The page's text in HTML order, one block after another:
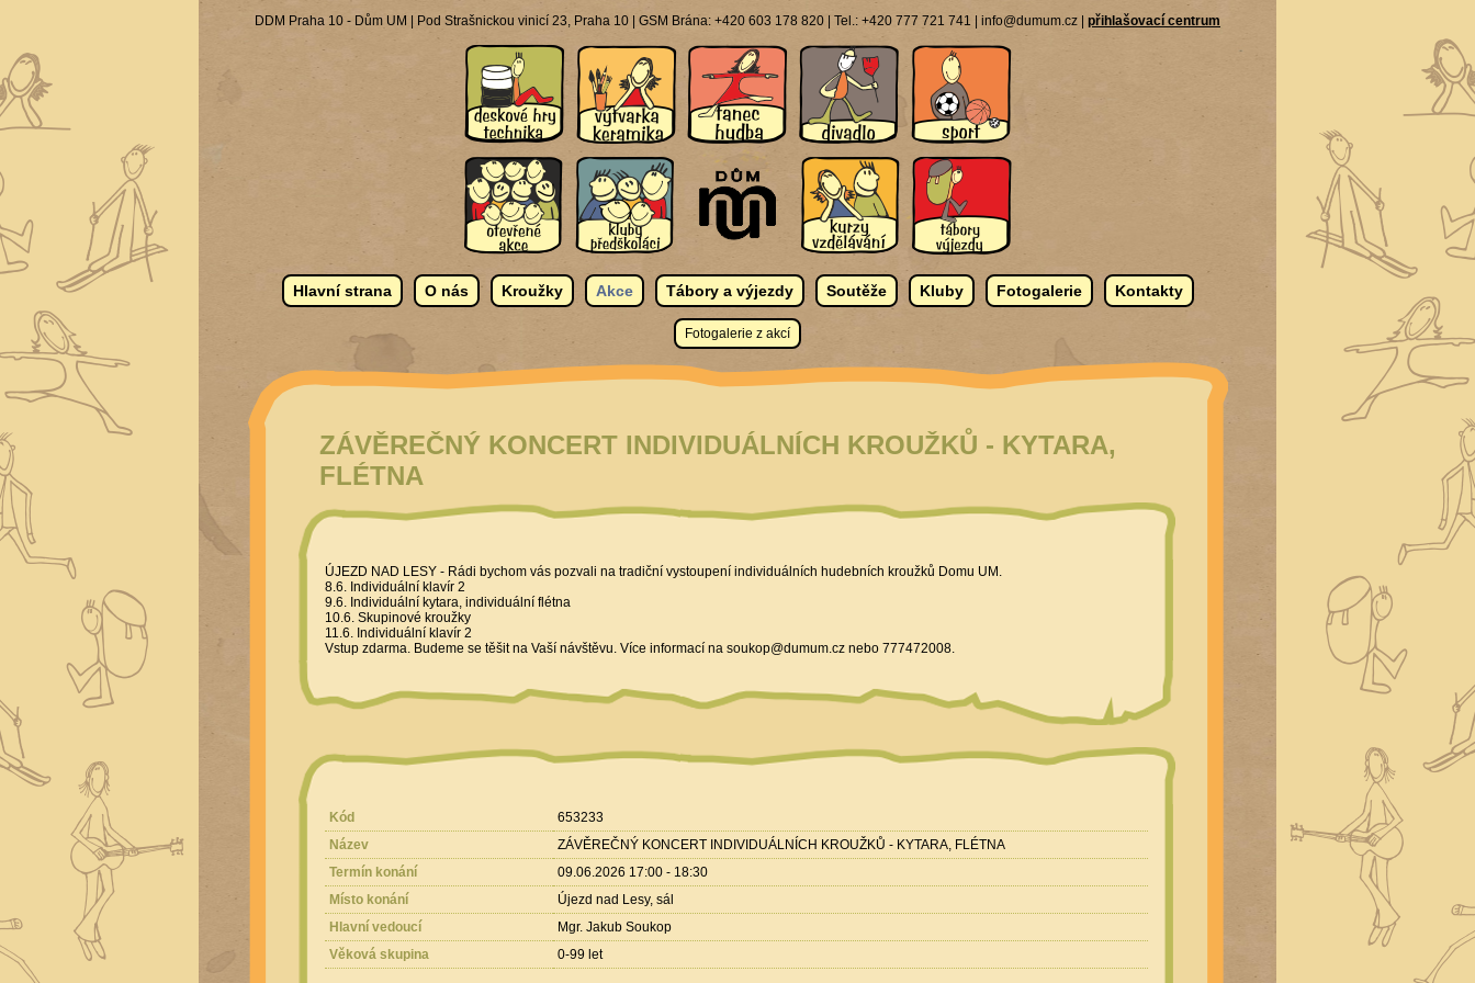
DDM Praha 10 - Dům UM | Pod Strašnickou vinicí 23, Praha 10 | GSM Brána: +420 603 178 820 | Tel.: +420 777 721 741 | info@dumum.cz | přihlašovací centrum
Hlavní strana O nás Kroužky Akce Tábory a výjezdy Soutěže Kluby Fotogalerie Kontakty
Fotogalerie z akcí
ZÁVĚREČNÝ KONCERT INDIVIDUÁLNÍCH KROUŽKŮ - KYTARA,
FLÉTNA
ÚJEZD NAD LESY - Rádi bychom vás pozvali na tradiční vystoupení individuálních hudebních kroužků Domu UM.
8.6. Individuální klavír 2
9.6. Individuální kytara, individuální flétna
10.6. Skupinové kroužky
11.6. Individuální klavír 2
Vstup zdarma. Budeme se těšit na Vaší návštěvu. Více informací na soukop@dumum.cz nebo 777472008.
Kód
653233
Název
ZÁVĚREČNÝ KONCERT INDIVIDUÁLNÍCH KROUŽKŮ - KYTARA, FLÉTNA
Termín konání
09.06.2026 17:00 - 18:30
Místo konání
Újezd nad Lesy, sál
Hlavní vedoucí
Mgr. Jakub Soukop
Věková skupina
0-99 let